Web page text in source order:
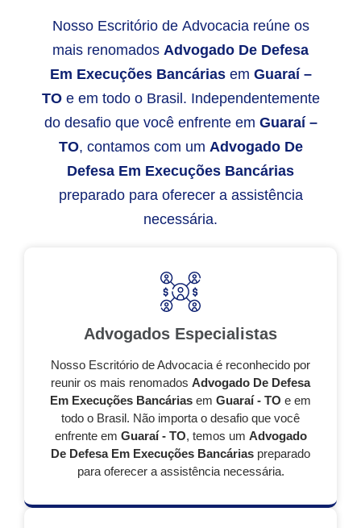
Nosso Escritório de Advocacia reúne os
mais renomados Advogado De Defesa
Em Execuções Bancáriasem Guaraí –
TOe em todo o Brasil. Independentemente
do desafio que você enfrente em Guaraí –
TO, contamos com um Advogado De
Defesa Em Execuções Bancárias
preparado para oferecer a assistência
necessária.
Advogados Especialistas
Nosso Escritório de Advocacia é reconhecido por
reunir os mais renomados Advogado De Defesa
Em Execuções Bancárias em Guaraí - TO e em
todo o Brasil. Não importa o desafio que você
enfrente em Guaraí - TO, temos um Advogado
De Defesa Em Execuções Bancárias preparado
para oferecer a assistência necessária.